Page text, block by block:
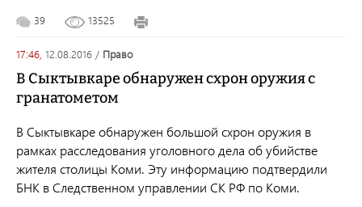
39 13525
17:46, 12.08.2016 / право
В Сыктывкаре обнаружен схрон оружия с
гранатометом
В Сыктывкаре обнаружен большой схрон оружия в
рамках расследования уголовного дела об убийстве
жителя столицы Коми. Эту информацию подтвердили
БНК в Следственном управлении СК РФ по Коми.